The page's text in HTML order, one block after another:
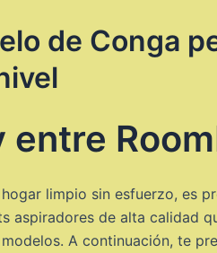
de Conga
limpio sin esfuerzo, es
aspiradores de alta calidad
A continuación, te